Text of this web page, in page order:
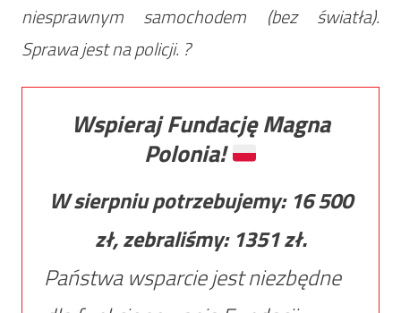
niesprawnym samochodem (bez światła).
Sprawa jest na policji. ?
Wspieraj Fundację Magna
Polonia!
W sierpniu potrzebujemy: 16 500
zł, zebraliśmy: 1351zł.
Państwa wsparcie jest niezbędne